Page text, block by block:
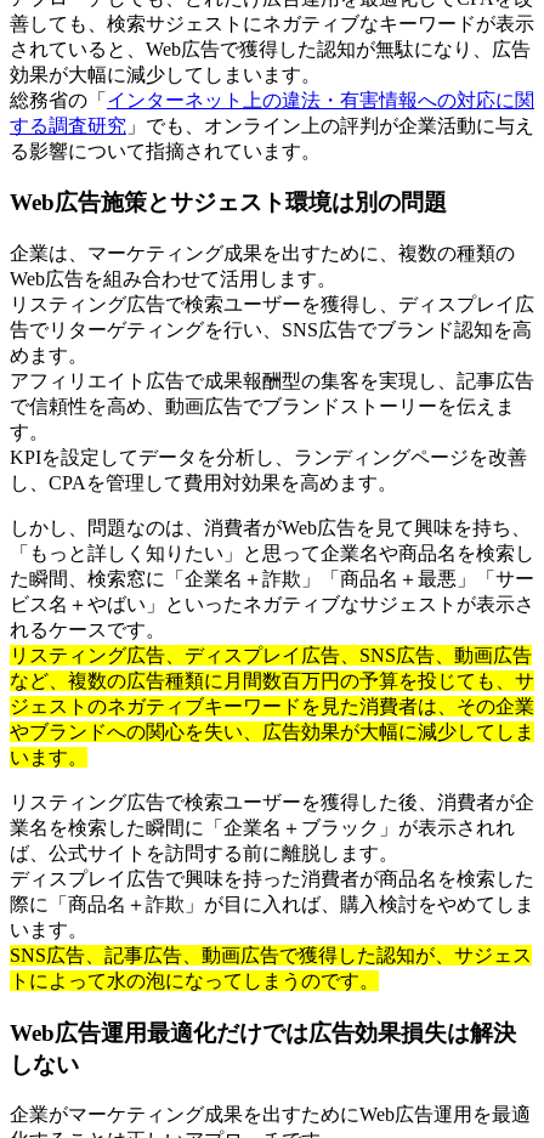
善しても、検索サジェストにネガティブなキーワードが表示
されていると、Web広告で獲得した認知が無駄になり、広告
効果が大幅に減少してしまいます。
総務省の「 インターネット上の違法・有害情報への対応に関
する調査研究 」でも、オンライン上の評判が企業活動に与え
る影響について指摘されています。
Web広告施策とサジェスト環境は別の問題
企業は、マーケティング成果を出すために、複数の種類の
Web広告を組み合わせて活用します。
リスティング広告で検索ユーザーを獲得し、ディスプレイ広
告でリターゲティングを行い、SNS広告でブランド認知を高
めます。
アフィリエイト広告で成果報酬型の集客を実現し、記事広告
で信頼性を高め、動画広告でブランドストーリーを伝えま
す。
KPIを設定してデータを分析し、ランディングページを改善
し、CPAを管理して費用対効果を高めます。
しかし、問題なのは、消費者がWeb広告を見て興味を持ち、
「もっと詳しく知りたい」と思って企業名や商品名を検索し
た瞬間、検索窓に「企業名＋詐欺」「商品名＋最悪」「サー
ビス名＋やばい」といったネガティブなサジェストが表示さ
れるケースです。
リスティング広告、ディスプレイ広告、SNS広告、動画広告
など、複数の広告種類に月間数百万円の予算を投じても、サ
ジェストのネガティブキーワードを見た消費者は、その企業
やブランドへの関心を失い、広告効果が大幅に減少してしま
います。
リスティング広告で検索ユーザーを獲得した後、消費者が企
業名を検索した瞬間に「企業名＋ブラック」が表示されれ
ば、公式サイトを訪問する前に離脱します。
ディスプレイ広告で興味を持った消費者が商品名を検索した
際に「商品名＋詐欺」が目に入れば、購入検討をやめてしま
います。
SNS広告、記事広告、動画広告で獲得した認知が、サジェス
トによって水の泡になってしまうのです。
Web広告運用最適化だけでは広告効果損失は解決
しない
企業がマーケティング成果を出すためにWeb広告運用を最適